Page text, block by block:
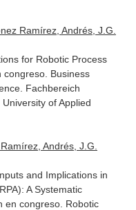
Ramírez, Andrés, J.G.
for Robotic Process
congreso. Business
Fachbereich
of Applied
Andrés, J.G.
and Implications in
A Systematic
en congreso. Robotic